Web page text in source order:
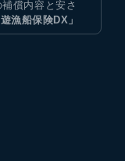
補償内容と安さ
遊漁船保険DX」